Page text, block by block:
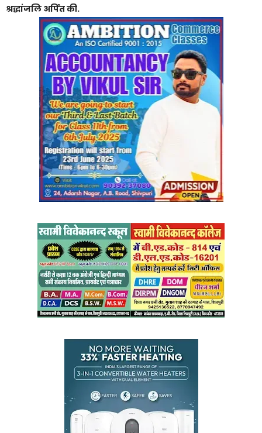
श्रद्धांजलि अर्पित की.